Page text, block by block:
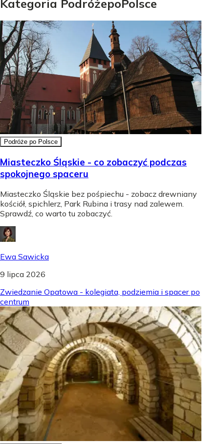
Kategoria Podróżepo Polsce
Podróże po Polsce
Miasteczko Śląskie - co zobaczyć podczas
spokojnego spaceru
Miasteczko Śląskie bez pośpiechu - zobacz drewniany
kościół, spichlerz, Park Rubina i trasy nad zalewem.
Sprawdź, co warto tu zobaczyć.
Ewa Sawicka
9 lipca 2026
Zwiedzanie Opatowa - kolegiata, podziemia i spacer po
centrum